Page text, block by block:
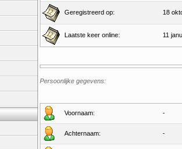
Geregistreerd op: 18
Laatste keer online: 11
Persoonlijke gegevens:
Voornaam: -
Achternaam: -